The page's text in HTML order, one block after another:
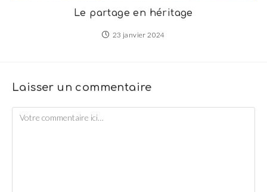
Le partage en héritage
23 janvier 2024
Laisser un commentaire
Comment